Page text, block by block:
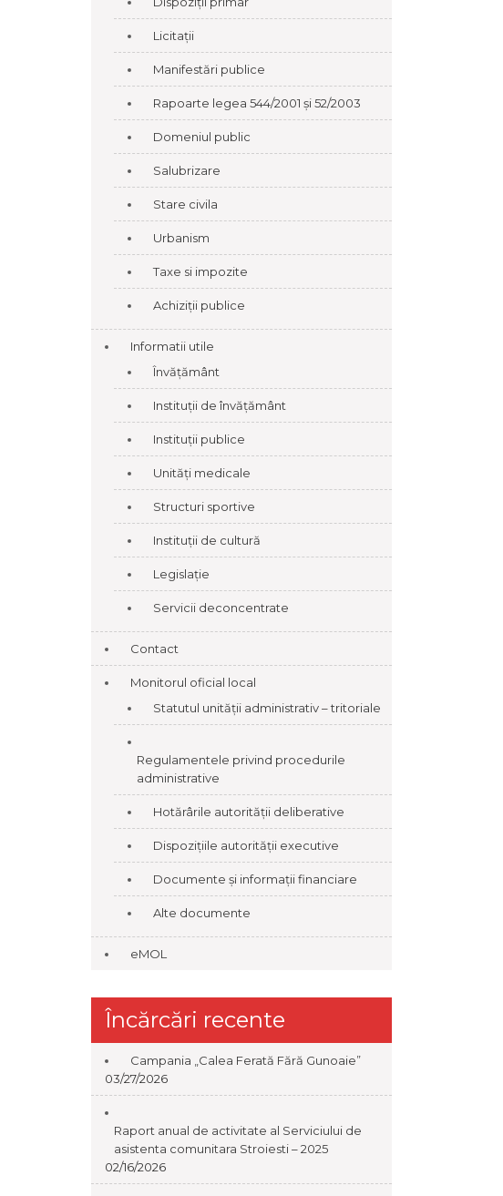
Licitații
Manifestări publice
Rapoarte legea 544/2001 și 52/2003
Domeniul public
Salubrizare
Stare civila
Urbanism
Taxe si impozite
Achiziții publice
Informatii utile
Învățământ
Instituții de învățământ
Instituții publice
Unități medicale
Structuri sportive
Instituții de cultură
Legislație
Servicii deconcentrate
Contact
Monitorul oficial local
Statutul unității administrativ – tritoriale
Regulamentele privind procedurile
administrative
Hotărârile autorității deliberative
Dispozițiile autorității executive
Documente și informații financiare
Alte documente
eMOL
Încărcări recente
Campania „Calea Ferată Fără Gunoaie”
03/27/2026
Raport anual de activitate al Serviciului de
asistenta comunitara Stroiesti – 2025
02/16/2026